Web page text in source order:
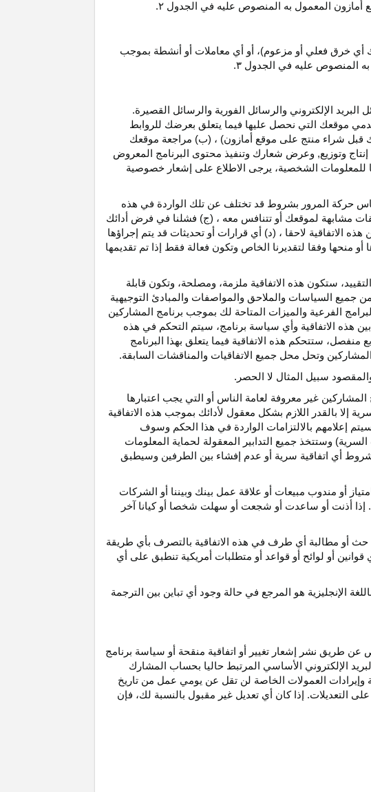
أمازون المعمول به المنصوص عليه في الجدول ۲.
أي خرق فعلي أو مزعوم)، أو أي معاملات أو أنشطة بموجب
به المنصوص عليه في الجدول ۳.
الإلكتروني والرسائل الفورية والرسائل القصيرة.
موقعك التي نحصل عليها فيما يتعلق بعرضك للروابط
قبل شراء منتج على موقع أمازون) ، (ب) مراجعة موقعك
إنتاج وتوزيع, وعرض شعارك وتنفيذ محتوى البرنامج المعروض
للمعلومات الشخصية، يرجى الاطلاع على إشعار خصوصية
حركة المرور بشروط قد تختلف عن تلك الواردة في هذه
مشابهة لموقعك أو تتنافس معه ، (ج) فشلنا في فرض أدائك
الاتفاقية لاحقا ، (د) أي قرارات أو تحديثات قد يتم إجراؤها
منحها وفقا لتقديرنا الخاص وتكون فعالة فقط إذا تم تقديمها
ستكون هذه الاتفاقية ملزمة، ومصلحة، وتكون قابلة
جميع السياسات والملاحق والمواصفات والمبادئ التوجيهية
الفرعية والميزات المتاحة لك بموجب برنامج المشاركين
هذه الاتفاقية وأي سياسة برنامج، سيتم التحكم في هذه
منفصل، ستتحكم هذه الاتفاقية فيما يتعلق بهذا البرنامج
المشاركين وتحل محل جميع الاتفاقيات والمناقشات السابقة.
سبيل المثال لا الحصر.
المشاركين غير معروفة لعامة الناس أو التي يجب اعتبارها
بالقدر اللازم بشكل معقول لأدائك بموجب هذه الاتفاقية
إعلامهم بالالتزامات الواردة في هذا الحكم وسوف
وستتخذ جميع التدابير المعقولة لحماية المعلومات
أي اتفاقية سرية أو عدم إفشاء بين الطرفين وسيطبق
أو مندوب مبيعات أو علاقة عمل بينك وبيننا أو الشركات
إذا أذنت أو ساعدت أو شجعت أو سهلت شخصا أو كيانا آخر
حث أو مطالبة أي طرف في هذه الاتفاقية بالتصرف بأي طريقة
قوانين أو لوائح أو قواعد أو متطلبات أمريكية تنطبق على أي
الإنجليزية هو المرجع في حالة وجود أي تباين بين
الترجمة
طريق نشر إشعار تغيير أو اتفاقية منقحة أو سياسة برنامج
الإلكتروني الأساسي المرتبط حاليا بحساب المشارك
وإيرادات العمولات الخاصة لن تقل عن يومي عمل من تاريخ
التعديلات. إذا كان أي تعديل غير مقبول بالنسبة لك، فإن